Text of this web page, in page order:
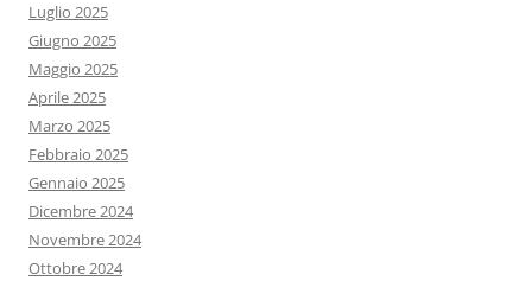
Luglio 2025
Giugno 2025
Maggio 2025
Aprile 2025
Marzo 2025
Febbraio 2025
Gennaio 2025
Dicembre 2024
Novembre 2024
Ottobre 2024